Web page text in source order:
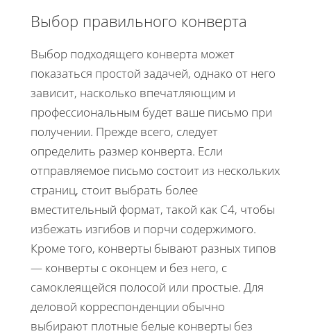
Выбор правильного конверта
Выбор подходящего конверта может
показаться простой задачей, однако от него
зависит, насколько впечатляющим и
профессиональным будет ваше письмо при
получении. Прежде всего, следует
определить размер конверта. Если
отправляемое письмо состоит из нескольких
страниц, стоит выбрать более
вместительный формат, такой как C4, чтобы
избежать изгибов и порчи содержимого.
Кроме того, конверты бывают разных типов
— конверты с оконцем и без него, с
самоклеящейся полосой или простые. Для
деловой корреспонденции обычно
выбирают плотные белые конверты без